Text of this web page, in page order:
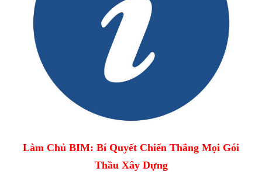
Làm Chủ BIM: Bí Quyết Chiến Thắng Mọi Gói
Thầu Xây Dựng